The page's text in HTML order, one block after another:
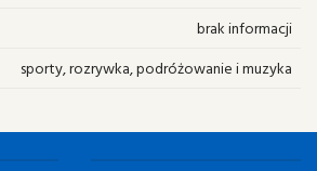
brak informacji
sporty, rozrywka, podróżowanie i muzyka